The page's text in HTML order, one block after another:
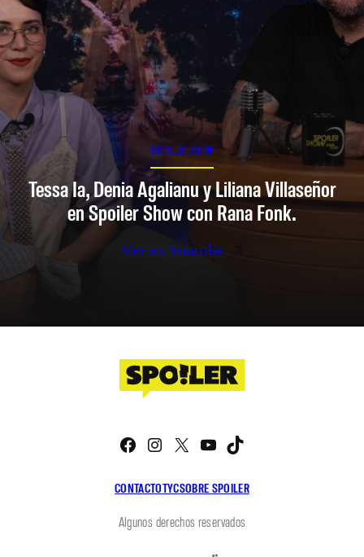
SPOILER SHOW
Tessa Ia, Denia Agalianu y Liliana Villaseñor
en Spoiler Show con Rana Fonk.
Ver en Youtube
CONTACTOTYCSOBRE SPOILER
Facebook
Instagram
X YouTube
Algunos derechos reservados